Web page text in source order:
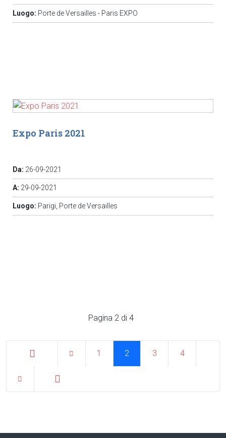
Luogo: Porte de Versailles - Paris EXPO
Expo Paris 2021
Da: 26-09-2021
A: 29-09-2021
Luogo: Parigi, Porte de Versailles
Pagina 2 di 4
1 2 3 4